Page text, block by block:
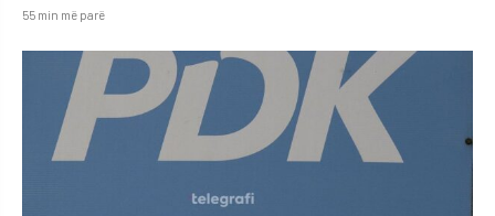
55 min më parë